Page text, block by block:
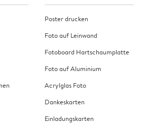
Poster drucken
Foto auf Leinwand
Fotoboard Hartschaumplatte
Foto auf Aluminium
Acrylglas Foto
Dankeskarten
Einladungskarten